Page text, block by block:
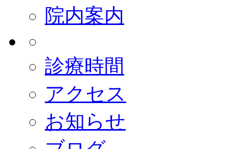
院内案内
診療時間
アクセス
お知らせ